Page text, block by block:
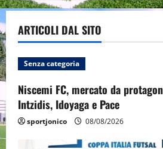
ARTICOLI DAL SITO
Senza categoria
Niscemi FC, mercato da
Intzidis, Idoyaga e Pace
sportjonico 08/08/2026